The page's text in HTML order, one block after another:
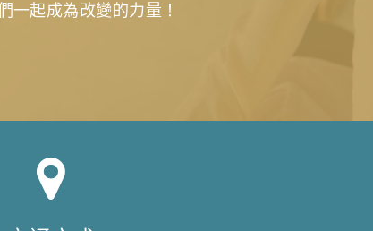
一起成為改變的力量！